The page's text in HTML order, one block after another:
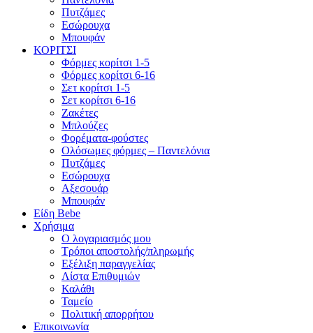
Πυτζάμες
Εσώρουχα
Μπουφάν
ΚΟΡΙΤΣΙ
Φόρμες κορίτσι 1-5
Φόρμες κορίτσι 6-16
Σετ κορίτσι 1-5
Σετ κορίτσι 6-16
Ζακέτες
Μπλούζες
Φορέματα-φούστες
Ολόσωμες φόρμες – Παντελόνια
Πυτζάμες
Εσώρουχα
Αξεσουάρ
Μπουφάν
Είδη Bebe
Χρήσιμα
Ο λογαριασμός μου
Τρόποι αποστολής/πληρωμής
Εξέλιξη παραγγελίας
Λίστα Επιθυμιών
Καλάθι
Ταμείο
Πολιτική απορρήτου
Επικοινωνία